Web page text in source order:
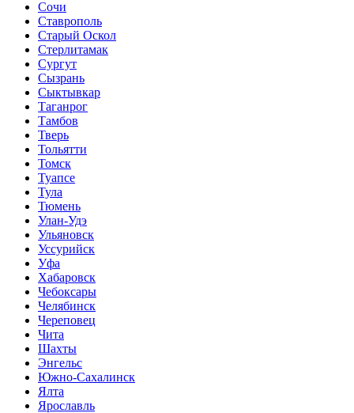
Сочи
Ставрополь
Старый Оскол
Стерлитамак
Сургут
Сызрань
Сыктывкар
Таганрог
Тамбов
Тверь
Тольятти
Томск
Туапсе
Тула
Тюмень
Улан-Удэ
Ульяновск
Уссурийск
Уфа
Хабаровск
Чебоксары
Челябинск
Череповец
Чита
Шахты
Энгельс
Южно-Сахалинск
Ялта
Ярославль